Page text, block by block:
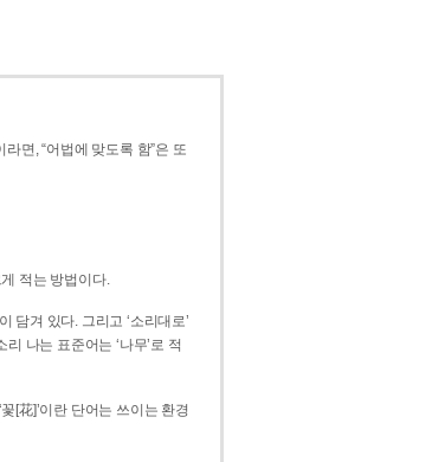
면, “어법에 맞도록 함”은 또
적는 방법이다.
담겨 있다. 그리고 ‘소리대로’
[花]’이란 단어는 쓰이는 환경